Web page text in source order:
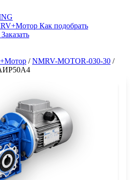
Как подобрать
Заказать
/ NMRV-MOTOR-030-30 /